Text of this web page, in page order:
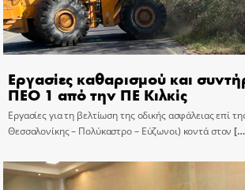
Εργασίες καθαρισμού και
ΠΕΟ 1 από την ΠΕ Κιλκίς
Εργασίες για τη βελτίωση της οδικής ασφάλειας επί
Θεσσαλονίκης – Πολύκαστρο – Εύζωνοι) κοντά στον